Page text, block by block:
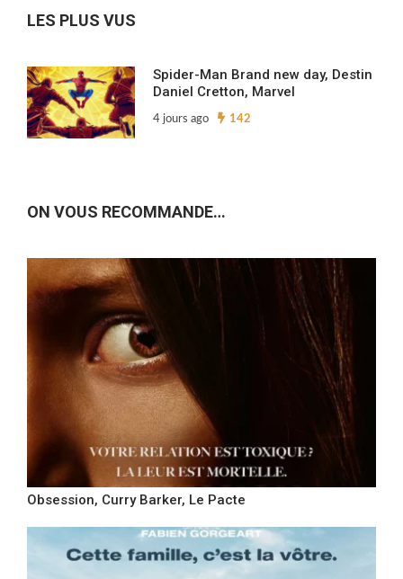
LES PLUS VUS
Spider-Man Brand new day, Destin
Daniel Cretton, Marvel
4 jours ago 142
ON VOUS RECOMMANDE…
Obsession, Curry Barker, Le Pacte